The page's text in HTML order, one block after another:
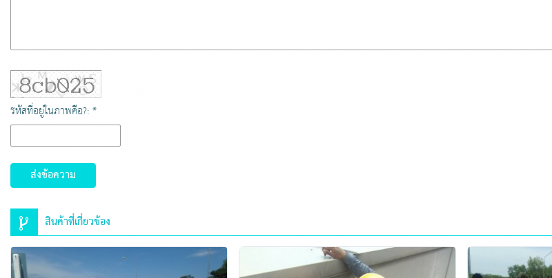
รหัสที่อยู่ในภาพคือ?: *
ส่งข้อความ
สินค้าที่เกี่ยวข้อง